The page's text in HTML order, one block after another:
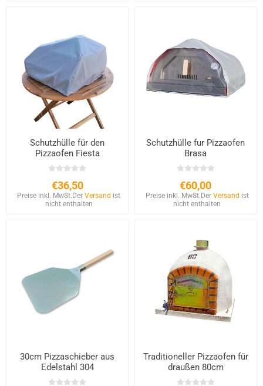
Schutzhülle für den
Pizzaofen Fiesta
€36,50
Preise inkl. MwSt. DerVersand ist
nicht enthalten
Schutzhülle fur Pizzaofen
Brasa
€60,00
Preise inkl. MwSt. Der Versand ist
nicht enthalten
30cm Pizzaschieber aus
Edelstahl 304
Traditioneller Pizzaofen für
draußen 80cm